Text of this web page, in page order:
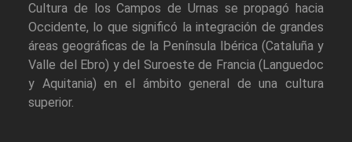
Cultura de los Campos de Urnas se propagó hacia
Occidente, lo que significó la integración de grandes
áreas geográficas de la Península Ibérica (Cataluña y
Valle del Ebro) y del Suroeste de Francia (Languedoc
y Aquitania) en el ámbito general de una cultura
superior.